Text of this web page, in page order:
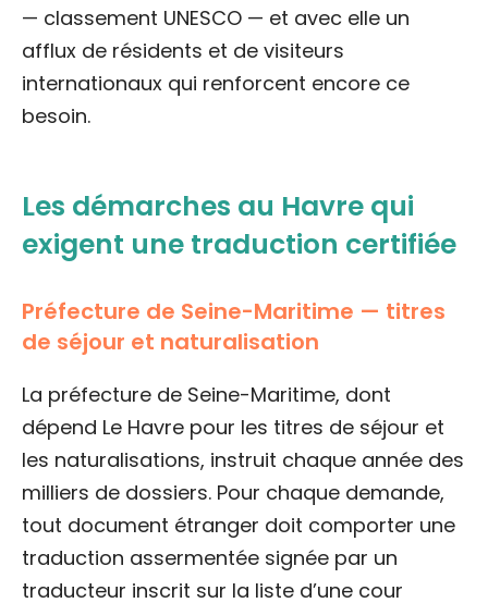
— classement UNESCO — et avec elle un
afflux de résidents et de visiteurs
internationaux qui renforcent encore ce
besoin.
Les démarches au Havre qui
exigent une traduction certifiée
Préfecture de Seine-Maritime — titres
de séjour et naturalisation
La préfecture de Seine-Maritime, dont
dépend Le Havre pour les titres de séjour et
les naturalisations, instruit chaque année des
milliers de dossiers. Pour chaque demande,
tout document étranger doit comporter une
traduction assermentée signée par un
traducteur inscrit sur la liste d’une cour